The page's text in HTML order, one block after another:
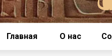
Главная О нас